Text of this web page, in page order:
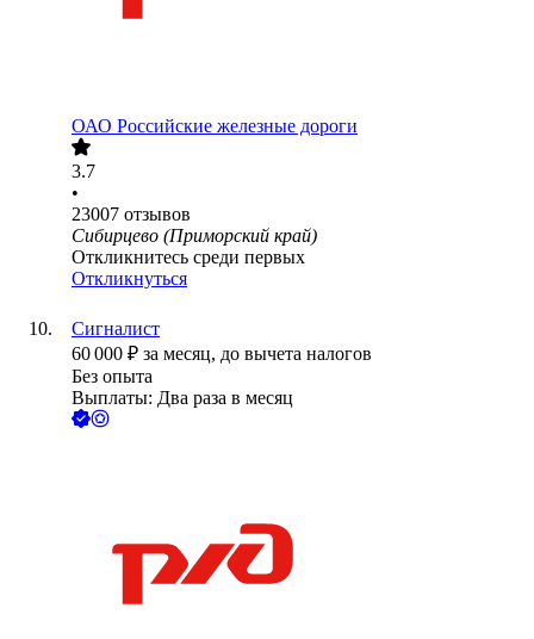
ОАО Российские железные дороги
3.7
•
23007 отзывов
Сибирцево (Приморский край)
Откликнитесь среди первых
Откликнуться
Сигналист
60 000 ₽ за месяц, до вычета налогов
Без опыта
Выплаты: Два раза в месяц